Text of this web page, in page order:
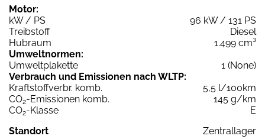
Motor:
kW / PS
96 kW / 131 PS
Treibstoff
Diesel
Hubraum
1.499 cm³
Umweltnormen:
Umweltplakette
1 (None)
Verbrauch und Emissionen nach WLTP:
Kraftstoffverbr. komb.
5,5 l/100km
CO2-Emissionen komb.
145 g/km
CO2-Klasse
E
Standort
Zentrallager